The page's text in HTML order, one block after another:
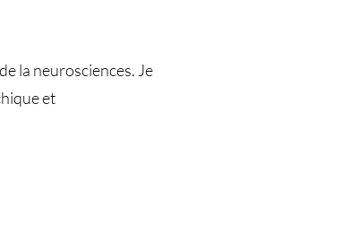
la neurosciences. Je
et